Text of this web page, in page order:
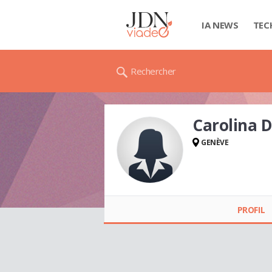
IA NEWS
Rechercher
Carolina
GENÈVE
PROFIL